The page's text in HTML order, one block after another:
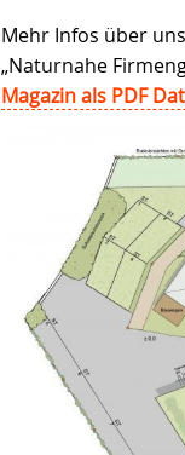
Mehr Infos über
„Naturnahe
Magazin als PDF